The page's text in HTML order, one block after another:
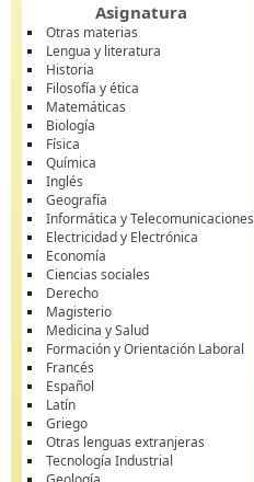
Asignatura
Otras materias
Lengua y literatura
Historia
Filosofía y ética
Matemáticas
Biología
Física
Química
Inglés
Geografía
Informática y Telecomunicaciones
Electricidad y Electrónica
Economía
Ciencias sociales
Derecho
Magisterio
Medicina y Salud
Formación y Orientación Laboral
Francés
Español
Latín
Griego
Otras lenguas extranjeras
Tecnología Industrial